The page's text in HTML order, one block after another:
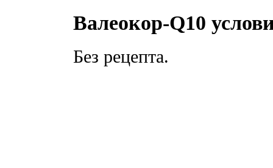
Валеокор-Q10
Без рецепта.